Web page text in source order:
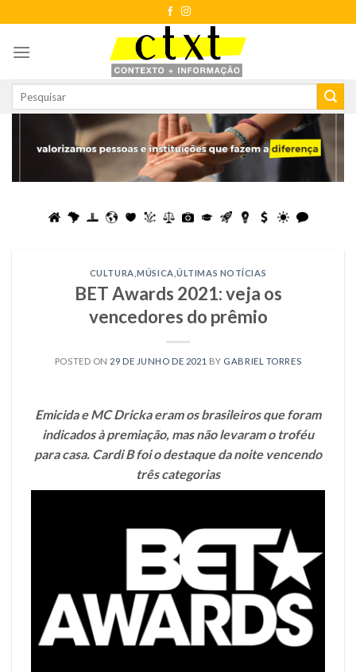
to
content
CULTURA ,MÚSICA ,ÚLTIMAS NOTÍCIAS
BET Awards 2021: veja os
vencedores do prêmio
POSTED ON 29 DE JUNHO DE 2021 BY GABRIEL TORRES
Emicida e MC Dricka eram os brasileiros que foram
indicados à premiação, mas não levaram o troféu
para casa. Cardi B foi o destaque da noite vencendo
três categorias